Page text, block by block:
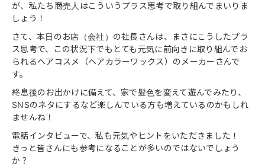
が、私たち商売人はこういうプラス思考で取り組んでまいりま
しょう！
さて、本日のお店（会社）の社長さんは、まさにこうしたプラ
ス思考で、この状況下でもとても元気に前向きに取り組んでお
られるヘアコスメ（ヘアカラーワックス）のメーカーさんで
す。
終息後のお出かけに備えて、家で髪色を変えて遊んでみたり、
SNSのネタにするなど楽しんでいる方も増えているのかもしれ
ませんね！
電話インタビューで、私も元気やヒントをいただきました！
きっと皆さんにも参考になることが多いのではないでしょう
か？